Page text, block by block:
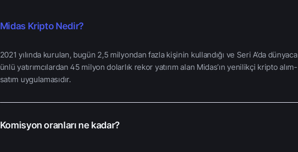
Midas Kripto Nedir?
2021 yılında kurulan, bugün 2,5 milyondan fazla kişinin kullandığı ve Seri A’da dünyaca
ünlü yatırımcılardan 45 milyon dolarlık rekor yatırım alan Midas’ın yenilikçi kripto alım-
satım uygulamasıdır.
Komisyon oranları ne kadar?